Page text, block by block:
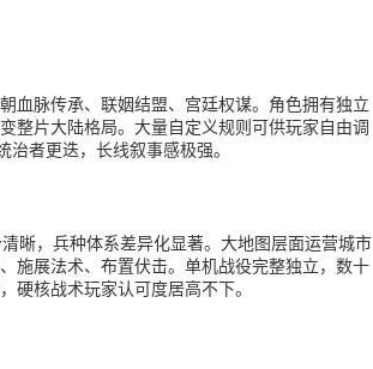
血脉传承、联姻结盟、宫廷权谋。角色拥有独立
整片大陆格局。大量自定义规则可供玩家自由调
者更迭，长线叙事感极强。
晰，兵种体系差异化显著。大地图层面运营城市
施展法术、布置伏击。单机战役完整独立，数十
硬核战术玩家认可度居高不下。